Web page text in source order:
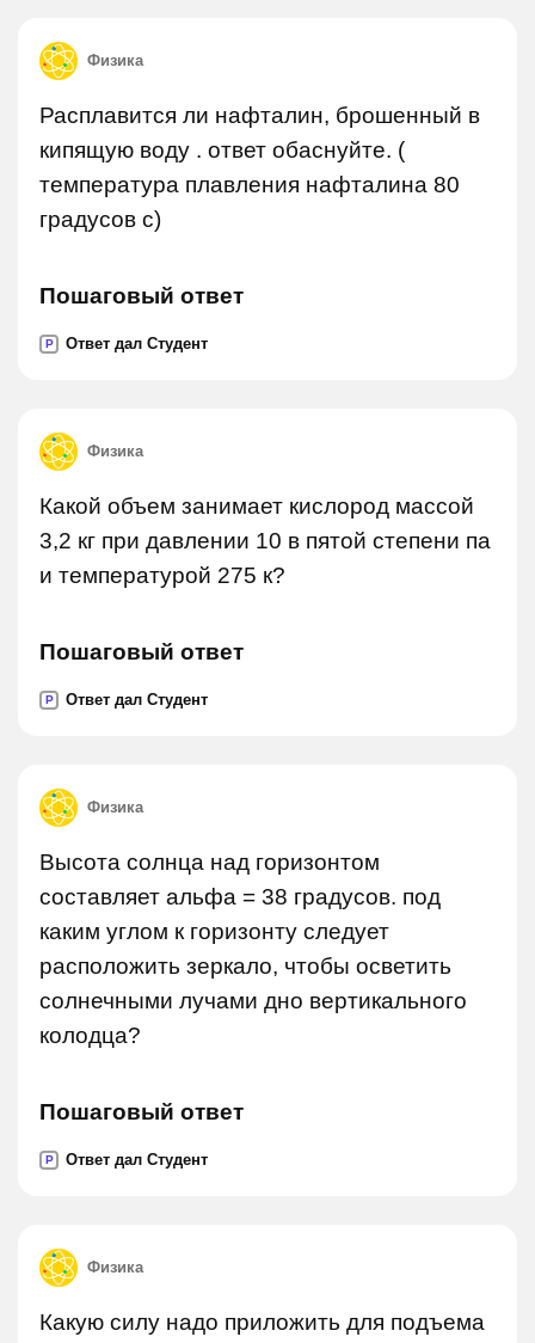
Физика
Расплавится ли нафталин, брошенный в
кипящую воду . ответ обаснуйте. (
температура плавления нафталина 80
градусов с)
Пошаговый ответ
P Ответ дал Студент
Физика
Какой объем занимает кислород массой
3,2 кг при давлении 10 в пятой степени па
и температурой 275 к?
Пошаговый ответ
P Ответ дал Студент
Физика
Высота солнца над горизонтом
составляет альфа = 38 градусов. под
каким углом к горизонту следует
расположить зеркало, чтобы осветить
солнечными лучами дно вертикального
колодца?
Пошаговый ответ
P Ответ дал Студент
Физика
Какую силу надо приложить для подъема